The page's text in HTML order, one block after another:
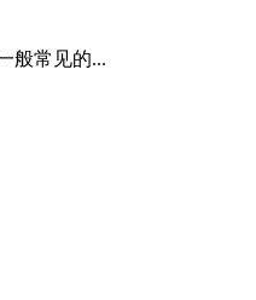
般常见的...